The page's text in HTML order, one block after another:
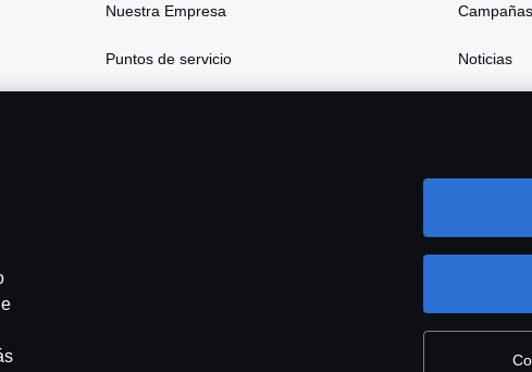
Nuestra Empresa
Puntos de servicio
Campañas
Noticias